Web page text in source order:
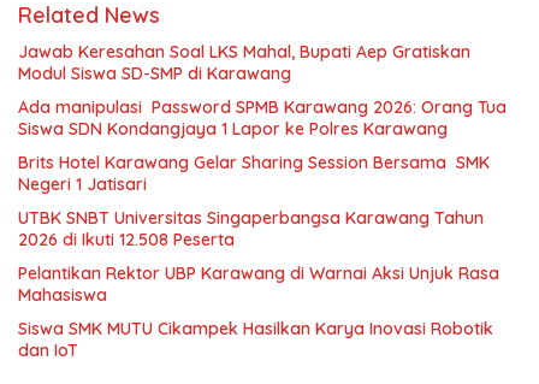
Related News
Jawab Keresahan Soal LKS Mahal, Bupati Aep Gratiskan
Modul Siswa SD-SMP di Karawang
Ada manipulasi Password SPMB Karawang 2026: Orang Tua
Siswa SDN Kondangjaya 1 Lapor ke Polres Karawang
Brits Hotel Karawang Gelar Sharing Session Bersama SMK
Negeri 1 Jatisari
UTBK SNBT Universitas Singaperbangsa Karawang Tahun
2026 di Ikuti 12.508 Peserta
Pelantikan Rektor UBP Karawang di Warnai Aksi Unjuk Rasa
Mahasiswa
Siswa SMK MUTU Cikampek Hasilkan Karya Inovasi Robotik
dan IoT